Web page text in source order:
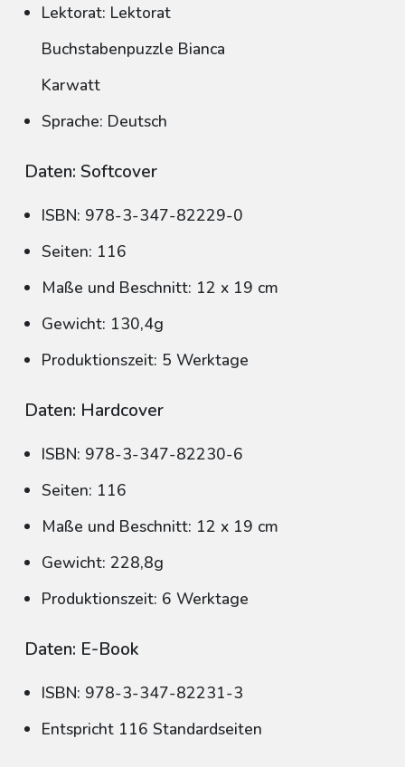
Lektorat: Lektorat
Buchstabenpuzzle Bianca
Karwatt
Sprache: Deutsch
Daten: Softcover
ISBN: 978-3-347-82229-0
Seiten: 116
Maße und Beschnitt: 12 x 19 cm
Gewicht: 130,4g
Produktionszeit: 5 Werktage
Daten: Hardcover
ISBN: 978-3-347-82230-6
Seiten: 116
Maße und Beschnitt: 12 x 19 cm
Gewicht: 228,8g
Produktionszeit: 6 Werktage
Daten: E-Book
ISBN: 978-3-347-82231-3
Entspricht 116 Standardseiten